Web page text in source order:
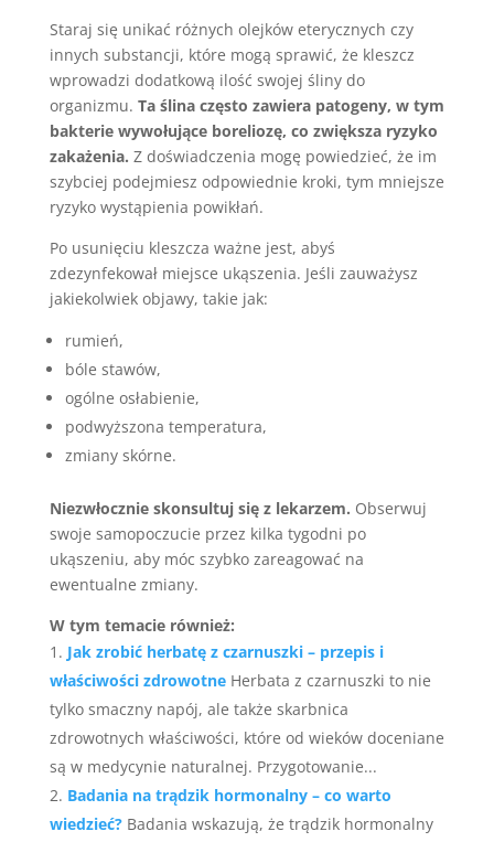
Staraj się unikać różnych olejków eterycznych czy
innych substancji, które mogą sprawić, że kleszcz
wprowadzi dodatkową ilość swojej śliny do
organizmu. Ta ślina często zawiera patogeny, w tym
bakterie wywołujące boreliozę, co zwiększa ryzyko
zakażenia. Z doświadczenia mogę powiedzieć, że im
szybciej podejmiesz odpowiednie kroki, tym mniejsze
ryzyko wystąpienia powikłań.
Po usunięciu kleszcza ważne jest, abyś
zdezynfekował miejsce ukąszenia. Jeśli zauważysz
jakiekolwiek objawy, takie jak:
rumień,
bóle stawów,
ogólne osłabienie,
podwyższona temperatura,
zmiany skórne.
Niezwłocznie skonsultuj się z lekarzem. Obserwuj
swoje samopoczucie przez kilka tygodni po
ukąszeniu, aby móc szybko zareagować na
ewentualne zmiany.
W tym temacie również:
Jak zrobić herbatę z czarnuszki – przepis i
właściwości zdrowotne Herbata z czarnuszki to nie
tylko smaczny napój, ale także skarbnica
zdrowotnych właściwości, które od wieków doceniane
są w medycynie naturalnej. Przygotowanie...
Badania na trądzik hormonalny – co warto
wiedzieć? Badania wskazują, że trądzik hormonalny